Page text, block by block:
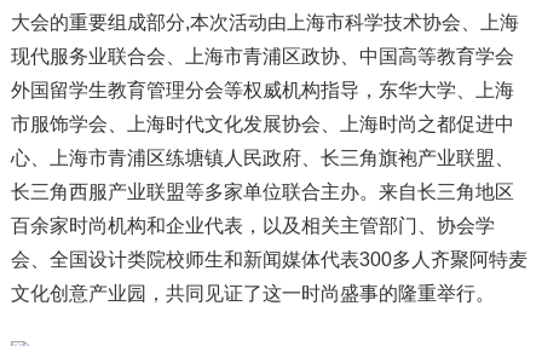
大会的重要组成部分,本次活动由上海市科学技术协会、上海
现代服务业联合会、上海市青浦区政协、中国高等教育学会
外国留学生教育管理分会等权威机构指导，东华大学、上海
市服饰学会、上海时代文化发展协会、上海时尚之都促进中
心、上海市青浦区练塘镇人民政府、长三角旗袍产业联盟、
长三角西服产业联盟等多家单位联合主办。来自长三角地区
百余家时尚机构和企业代表，以及相关主管部门、协会学
会、全国设计类院校师生和新闻媒体代表300多人齐聚阿特麦
文化创意产业园，共同见证了这一时尚盛事的隆重举行。